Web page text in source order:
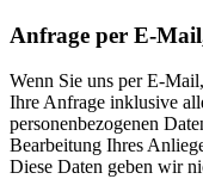
Anfrage per E-
Wenn Sie uns per E-
Ihre Anfrage inklusive
personenbezogenen
Bearbeitung Ihres
Diese Daten geben wir